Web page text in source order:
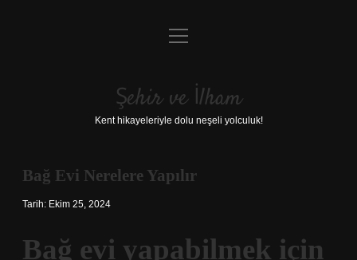
Anasayfa
Yasal Uyarı
menüyü
Şehir ve İlham
Kent hikayeleriyle dolu neşeli yolculuk!
Bağ Evi Nerelere Yapılır
Tarih: Ekim 25, 2024
Bağ evi yapabilmek için